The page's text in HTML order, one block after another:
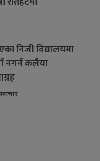
निजी विद्यालयमा
नगर्न कलैया